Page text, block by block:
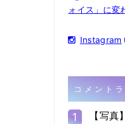
ォイス」に変
Instagram
コメント
1
【写